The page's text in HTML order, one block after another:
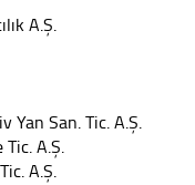
A.Ş.
Yan San. Tic. A.Ş.
A.Ş.
A.Ş.